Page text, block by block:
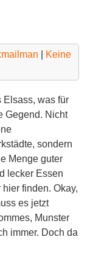
Keine
Elsass, was für
Gegend. Nicht
sondern
Menge guter
lecker Essen
hier finden. Okay,
es jetzt
Munster
immer. Doch da